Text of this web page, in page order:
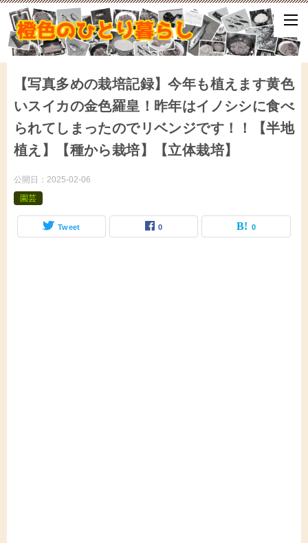
ひとり暮らしをしながら、気づいたことや、ふと思ったこと、試して
となどをアップしていきます。
【写真多めの栽培記録】今年も植えます黄色
いスイカの金色羅皇！昨年はイノシシに食べ
られてしまったのでリベンジです！！【半地
植え】【種から栽培】【立体栽培】
公開日： 2025-02-06
園芸
Tweet 0 0